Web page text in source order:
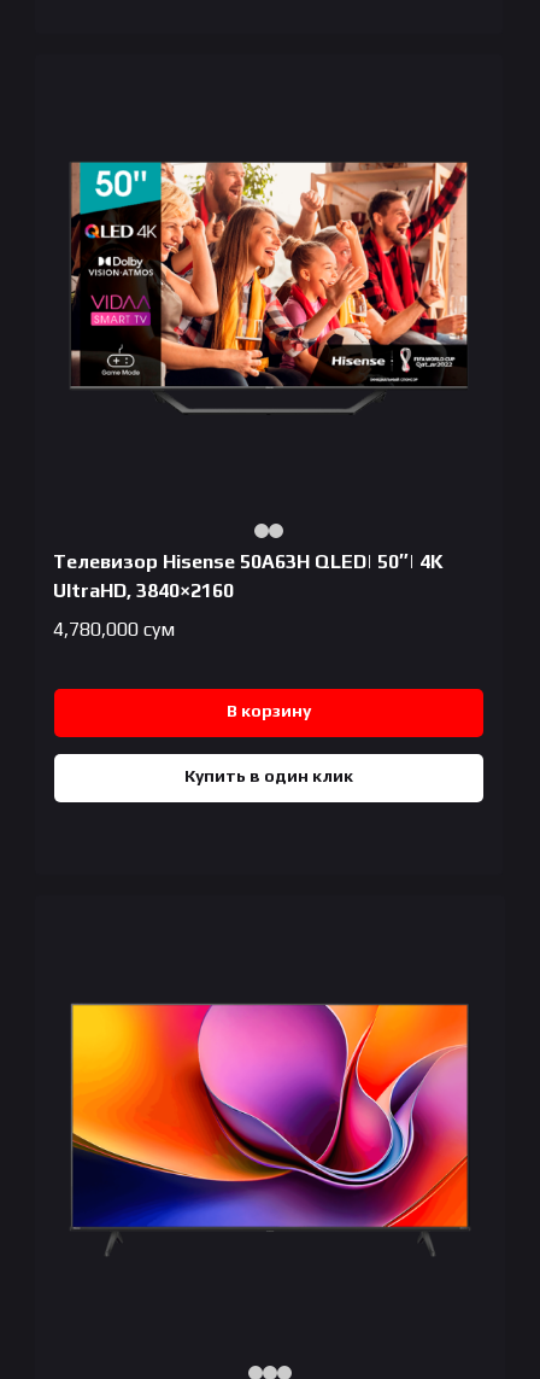
Телевизор Hisense 50A63H QLED| 50″| 4K
UltraHD, 3840×2160
4,780,000 сум
В корзину
Купить в один клик